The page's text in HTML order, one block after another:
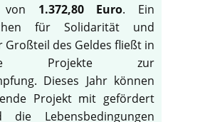
von 1.372,80 Euro. Ein
für Solidarität und
Großteil des Geldes fließt in
Projekte zur
Dieses Jahr können
Projekt mit gefördert
Lebensbedingungen